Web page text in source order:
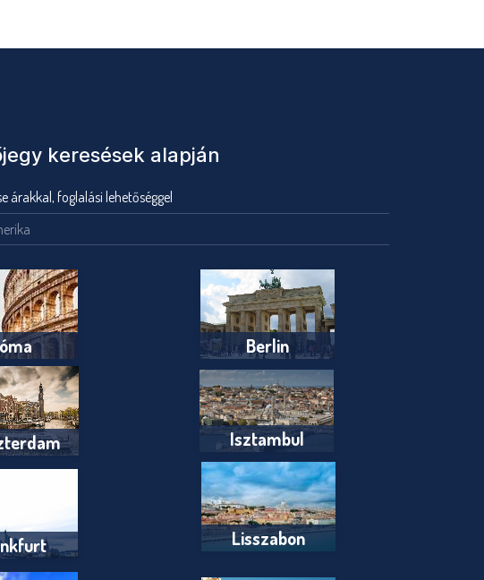
keresések alapján
árakkal, foglalási lehetőséggel
Berlin
Isztambul
Lisszabon